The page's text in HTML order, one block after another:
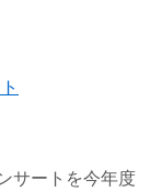
サートを今年度